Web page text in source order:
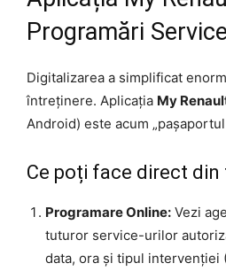
Programări
Digitalizarea a simplificat
întreținere. Aplicația My
Android) este acum
Ce poți face direct din
Programare Online: Vezi
tuturor service-urilor
data, ora și tipul intervenției